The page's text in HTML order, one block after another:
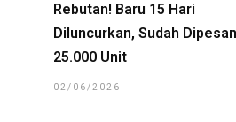
Rebutan! Baru 15 Hari
Diluncurkan, Sudah Dipesan
25.000 Unit
02/06/2026